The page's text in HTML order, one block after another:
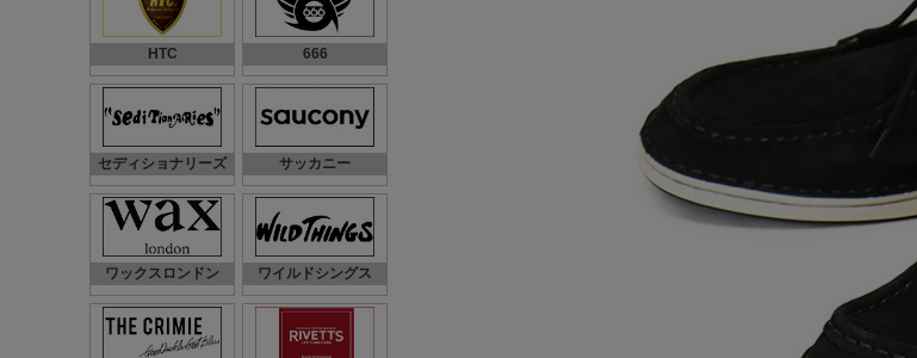
HTC 666
セディショナリーズ サッカニー
ワックスロンドン ワイルドシングス